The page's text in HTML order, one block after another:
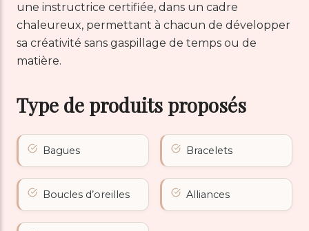
une instructrice certifiée, dans un cadre
chaleureux, permettant à chacun de développer
sa créativité sans gaspillage de temps ou de
matière.
Type de produits proposés
Bagues Bracelets
Boucles d’oreilles Alliances